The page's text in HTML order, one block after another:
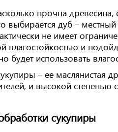
прочна
выбирается дуб –
не имеет
влагостойкостью и
будет использовать
– ее маслянистая
и высокой
сукупиры